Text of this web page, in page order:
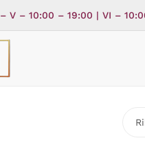
V – 10:00 – 19:00 | VI –